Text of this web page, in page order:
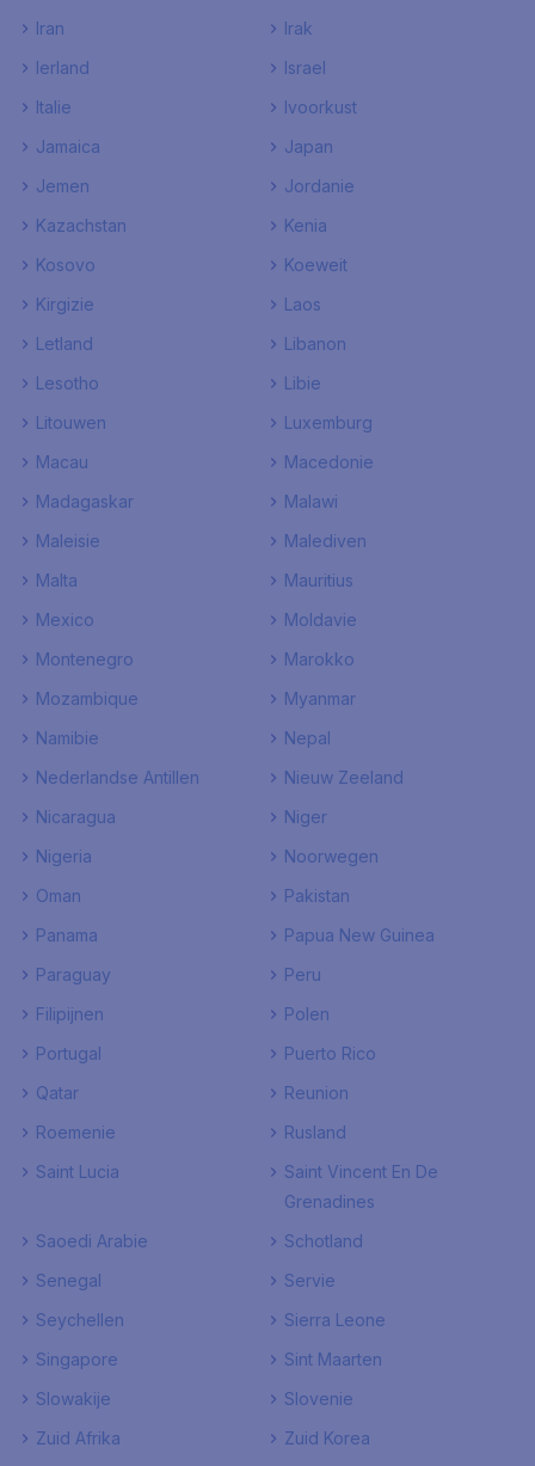
Iran
Irak
Ierland
Israel
Italie
Ivoorkust
Jamaica
Japan
Jemen
Jordanie
Kazachstan
Kenia
Kosovo
Koeweit
Kirgizie
Laos
Letland
Libanon
Lesotho
Libie
Litouwen
Luxemburg
Macau
Macedonie
Madagaskar
Malawi
Maleisie
Malediven
Malta
Mauritius
Mexico
Moldavie
Montenegro
Marokko
Mozambique
Myanmar
Namibie
Nepal
Nederlandse Antillen
Nieuw Zeeland
Nicaragua
Niger
Nigeria
Noorwegen
Oman
Pakistan
Panama
Papua New Guinea
Paraguay
Peru
Filipijnen
Polen
Portugal
Puerto Rico
Qatar
Reunion
Roemenie
Rusland
Saint Lucia
Saint Vincent En De
Grenadines
Saoedi Arabie
Schotland
Senegal
Servie
Seychellen
Sierra Leone
Singapore
Sint Maarten
Slowakije
Slovenie
Zuid Afrika
Zuid Korea